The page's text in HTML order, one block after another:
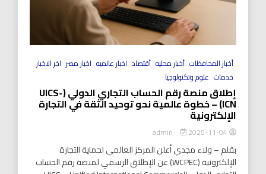
أخبار المحافظات أخبار محليه أقتصاد اخبار عالميه اخبار مصر اخر الاخبار
خدمات علوم وتكنولوجيا
إطلاق منصة رقم الحساب التجاري الدولي (UICS-
ICN) – خطوة عالمية نحو توحيد الثقة في التجارة
الإلكترونية
2025-11-04
بقلم – ولاء مجدي أعلن المركز العالمي لحماية التجارة
الإلكترونية (WCPEC) عن الإطلاق الرسمي لمنصة رقم الحساب